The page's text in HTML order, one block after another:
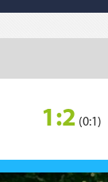
1:2 (0:1)